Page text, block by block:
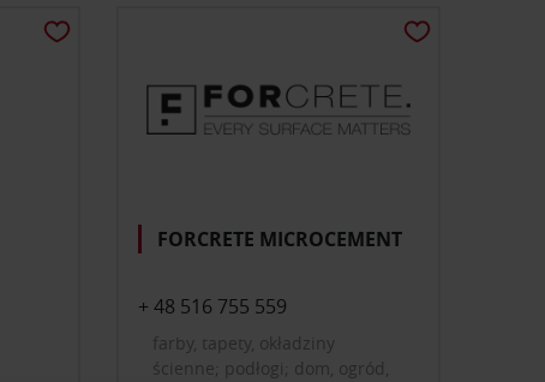
FORCRETE MICROCEMENT
+ 48 516 755 559
farby, tapety, okładziny
ścienne; podłogi; dom, ogród,